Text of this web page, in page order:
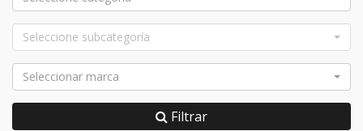
Seleccione subcategoría
Seleccionar marca
Filtrar